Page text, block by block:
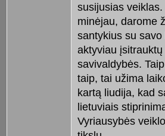
susijusias
minėjau, darome
santykius su
aktyviau
savivaldybės.
taip, tai užima
kartą liudija, kad
lietuviais
Vyriausybės